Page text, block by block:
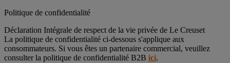
Politique de confidentialité
Déclaration Intégrale de respect de la vie privée de Le Creuset
La politique de confidentialité ci-dessous s'applique aux
consommateurs. Si vous êtes un partenaire commercial, veuillez
consulter la politique de confidentialité B2B ici.